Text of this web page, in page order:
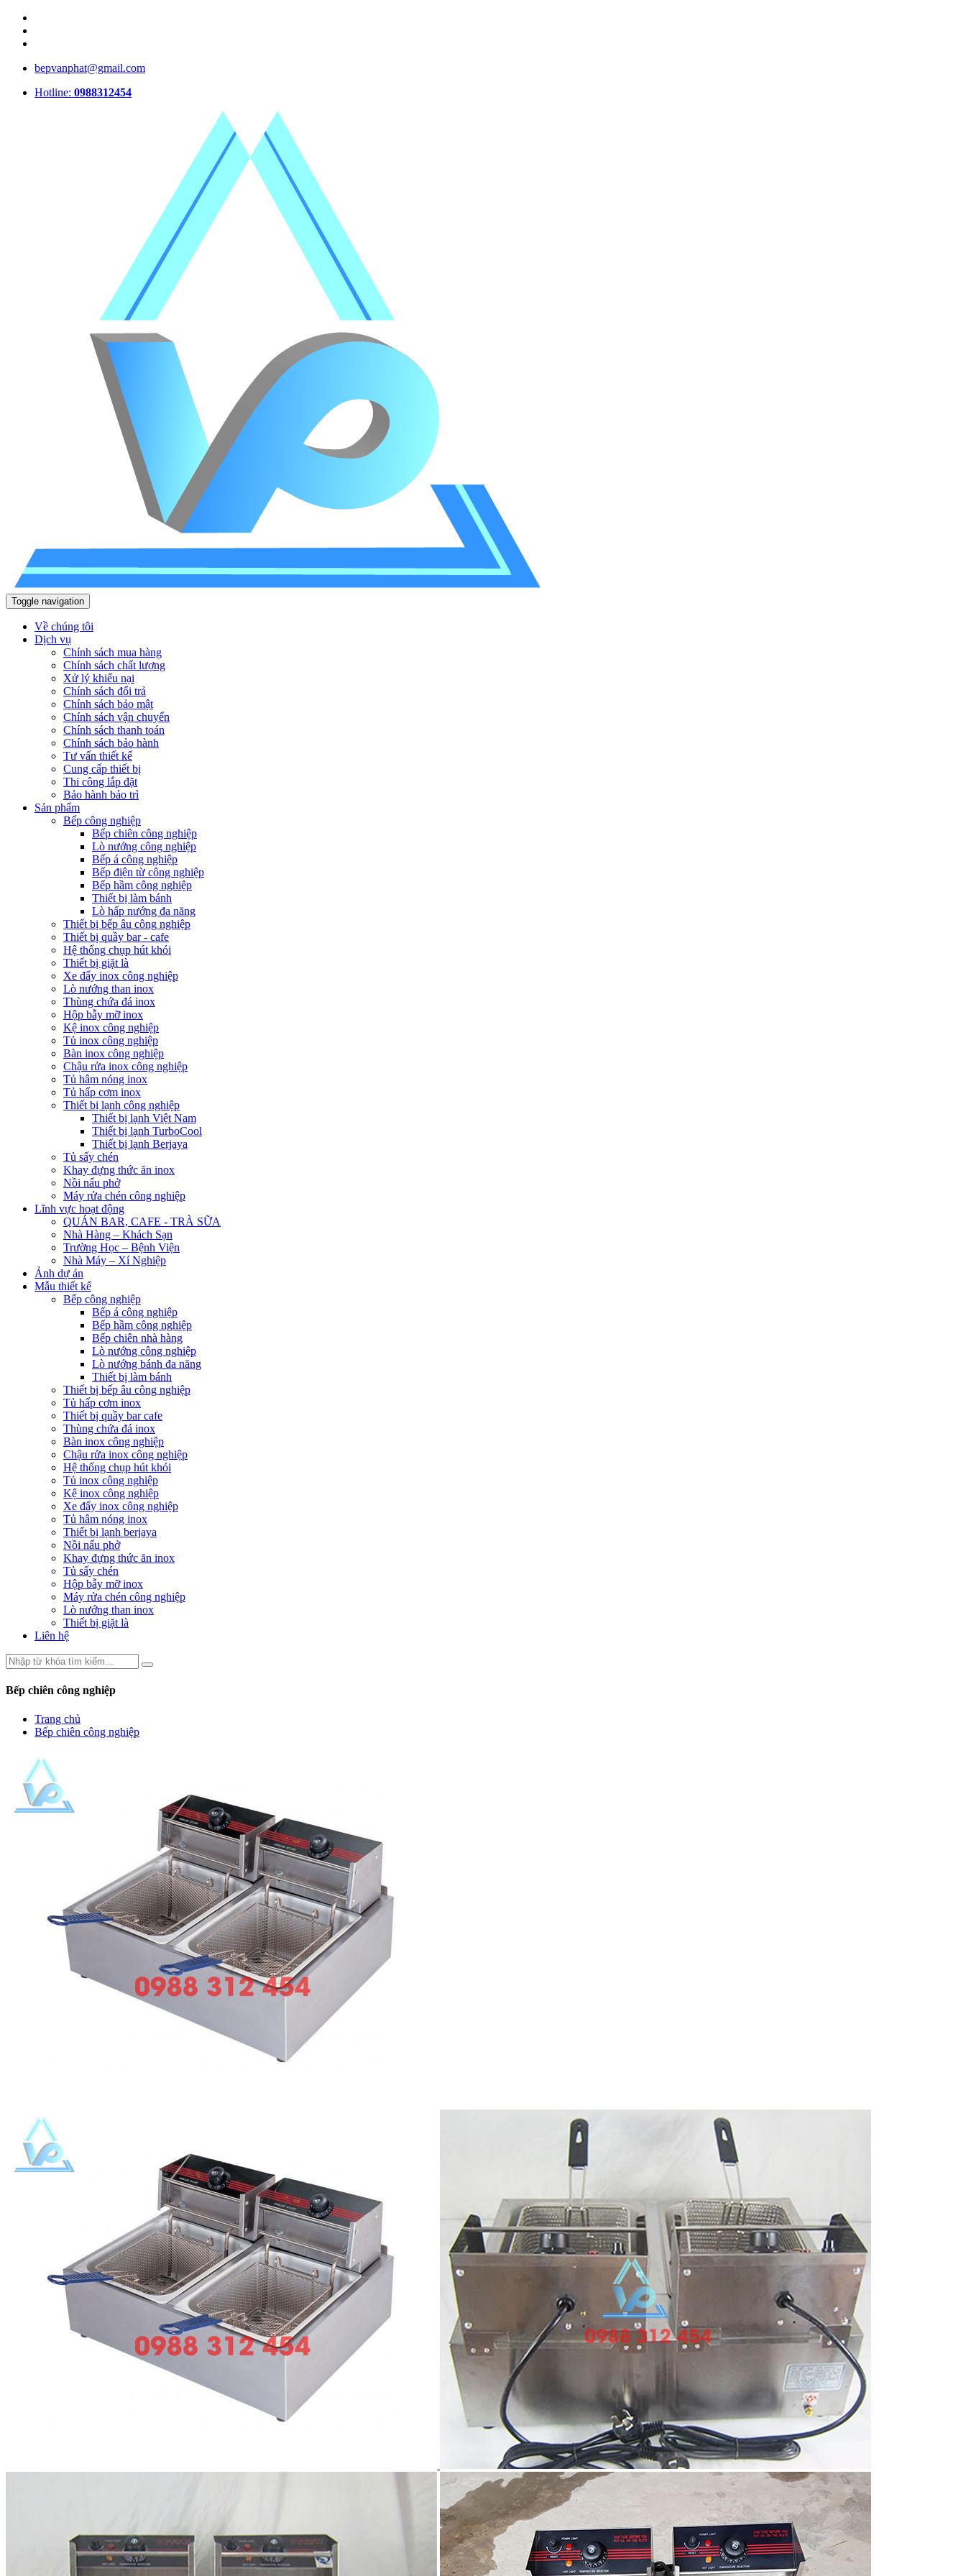
bepvanphat@gmail.com
Hotline: 0988312454
Toggle navigation
Về chúng tôi
Dịch vụ
Chính sách mua hàng
Chính sách chất lượng
Xử lý khiếu nại
Chính sách đổi trả
Chính sách bảo mật
Chính sách vận chuyển
Chính sách thanh toán
Chính sách bảo hành
Tư vấn thiết kế
Cung cấp thiết bị
Thi công lắp đặt
Bảo hành bảo trì
Sản phẩm
Bếp công nghiệp
Bếp chiên công nghiệp
Lò nướng công nghiệp
Bếp á công nghiệp
Bếp điện từ công nghiệp
Bếp hầm công nghiệp
Thiết bị làm bánh
Lò hấp nướng đa năng
Thiết bị bếp âu công nghiệp
Thiết bị quầy bar - cafe
Hệ thống chụp hút khói
Thiết bị giặt là
Xe đẩy inox công nghiệp
Lò nướng than inox
Thùng chứa đá inox
Hộp bẫy mỡ inox
Kệ inox công nghiệp
Tủ inox công nghiệp
Bàn inox công nghiệp
Chậu rửa inox công nghiệp
Tủ hâm nóng inox
Tủ hấp cơm inox
Thiết bị lạnh công nghiệp
Thiết bị lạnh Việt Nam
Thiết bị lạnh TurboCool
Thiết bị lạnh Berjaya
Tủ sấy chén
Khay đựng thức ăn inox
Nồi nấu phở
Máy rửa chén công nghiệp
Lĩnh vực hoạt động
QUÁN BAR, CAFE - TRÀ SỮA
Nhà Hàng – Khách Sạn
Trường Học – Bệnh Viện
Nhà Máy – Xí Nghiệp
Ảnh dự án
Mẫu thiết kế
Bếp công nghiệp
Bếp á công nghiệp
Bếp hầm công nghiệp
Bếp chiên nhà hàng
Lò nướng công nghiệp
Lò nướng bánh đa năng
Thiết bị làm bánh
Thiết bị bếp âu công nghiệp
Tủ hấp cơm inox
Thiết bị quầy bar cafe
Thùng chứa đá inox
Bàn inox công nghiệp
Chậu rửa inox công nghiệp
Hệ thống chụp hút khói
Tủ inox công nghiệp
Kệ inox công nghiệp
Xe đẩy inox công nghiệp
Tủ hâm nóng inox
Thiết bị lạnh berjaya
Nồi nấu phở
Khay đựng thức ăn inox
Tủ sấy chén
Hộp bẫy mỡ inox
Máy rửa chén công nghiệp
Lò nướng than inox
Thiết bị giặt là
Liên hệ
Bếp chiên công nghiệp
Trang chủ
Bếp chiên công nghiệp